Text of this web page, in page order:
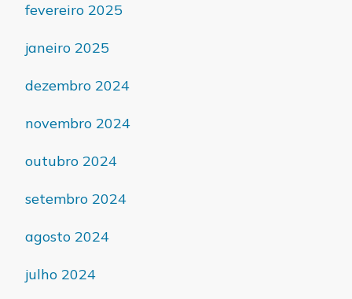
fevereiro 2025
janeiro 2025
dezembro 2024
novembro 2024
outubro 2024
setembro 2024
agosto 2024
julho 2024